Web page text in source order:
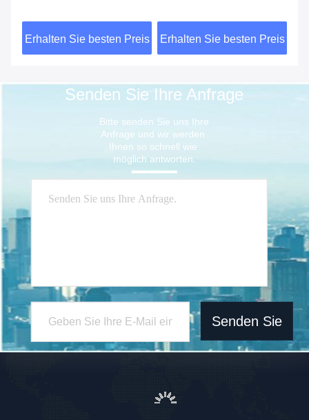
114 CL150 AISI 304
Erhalten Sie besten Preis
ASTM A351
Erhalten Sie besten Preis
Senden Sie Ihre Anfrage
Bitte senden Sie uns Ihre
Anfrage und wir werden
Ihnen so schnell wie
möglich antworten.
Senden Sie